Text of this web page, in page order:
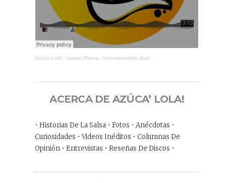
Azúca Lola! · Ismael Rivera - Incomprendido (live)
ACERCA DE AZÚCA’ LOLA!
• Historias De La Salsa • Fotos • Anécdotas •
Curiosidades • Videos Inéditos • Columnas De
Opinión • Entrevistas • Reseñas De Discos •